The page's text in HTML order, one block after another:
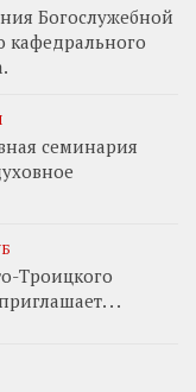
Богослужебной
кафедрального
семинария
Троицкого
. .